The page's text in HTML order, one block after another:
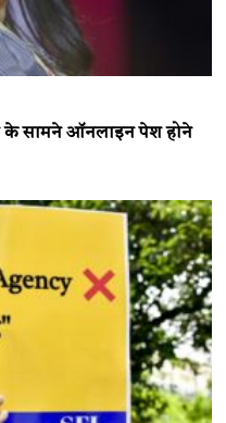
के सामने ऑनलाइन पेश होने